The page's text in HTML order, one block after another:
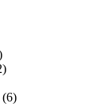
(6)